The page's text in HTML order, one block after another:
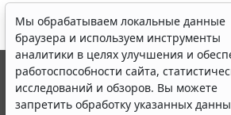
Мы обрабатываем локальные данные
браузера и используем инструменты
аналитики в целях улучшения и
работоспособности сайта,
исследований и обзоров. Вы можете
запретить обработку указанных
© ООО "НПП "ГАРАНТ-СЕРВИС", 2026.
выпускается с 1990 года. Компания